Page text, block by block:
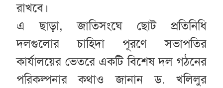
রাখবে।
এ ছাড়া, জাতিসংঘে ছোট প্রতিনিধি
দলগুলোর চাহিদা পূরণে সভাপতির
কার্যালয়ের ভেতরে একটি বিশেষ দল গঠনের
পরিকল্পনার কথাও জানান ড. খলিলুর